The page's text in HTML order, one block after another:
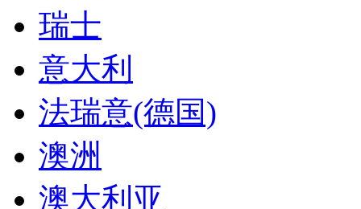
瑞士
意大利
法瑞意(德国)
澳洲
澳大利亚